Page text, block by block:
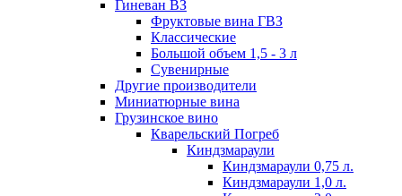
Гиневан ВЗ
Фруктовые вина ГВЗ
Классические
Большой объем 1,5 - 3 л
Сувенирные
Другие производители
Миниатюрные вина
Грузинское вино
Кварельский Погреб
Киндзмараули
Киндзмараули 0,75 л.
Киндзмараули 1,0 л.